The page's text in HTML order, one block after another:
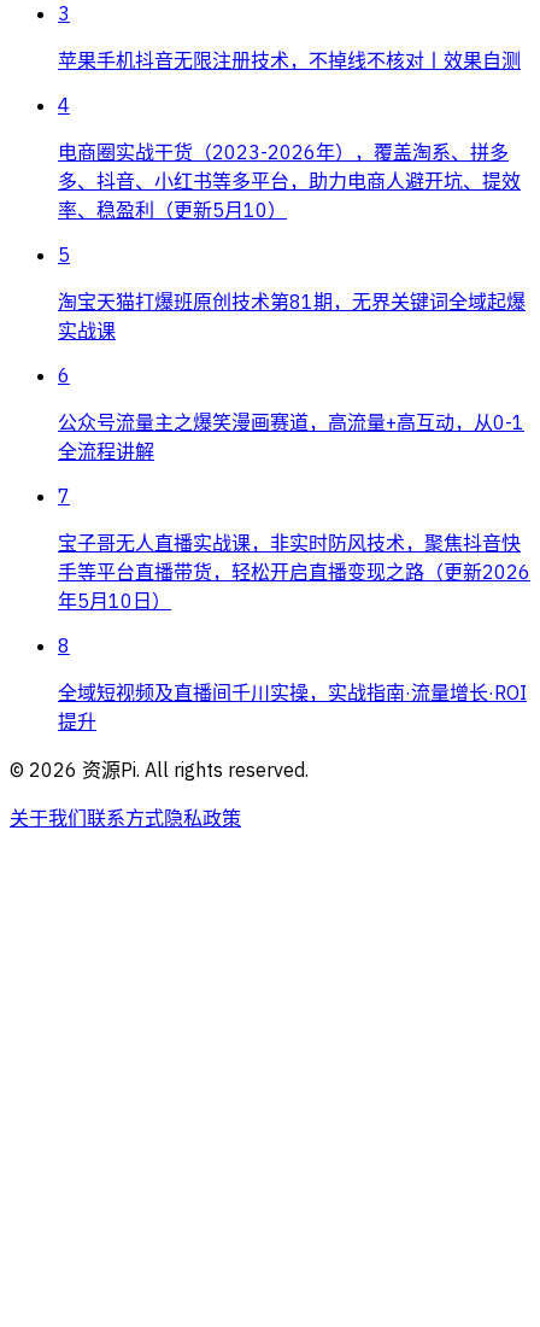
3
苹果手机抖音无限注册技术，不掉线不核对丨效果自测
4
电商圈实战干货（2023-2026年），覆盖淘系、拼多
多、抖音、小红书等多平台，助力电商人避开坑、提效
率、稳盈利（更新5月10）
5
淘宝天猫打爆班原创技术第81期，无界关键词全域起爆
实战课
6
公众号流量主之爆笑漫画赛道，高流量+高互动，从0-1
全流程讲解
7
宝子哥无人直播实战课，非实时防风技术，聚焦抖音快
手等平台直播带货，轻松开启直播变现之路（更新2026
年5月10日）
8
全域短视频及直播间千川实操，实战指南·流量增长·ROI
提升
© 2026 资源Pi. All rights reserved.
关于我们联系方式隐私政策